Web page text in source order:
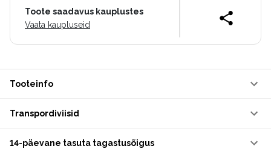
Toote saadavus kauplustes
Vaata kaupluseid
Tooteinfo
Transpordiviisid
14-päevane tasuta tagastusõigus